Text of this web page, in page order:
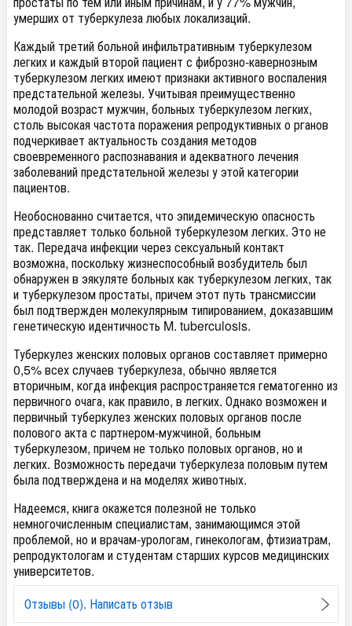
умерших от туберкулеза любых локализаций.
Каждый третий больной инфильтративным туберкулезом
легких и каждый второй пациент с фиброзно-кавернозным
туберкулезом легких имеют признаки активного воспаления
предстательной железы. Учитывая преимущественно
молодой возраст мужчин, больных туберкулезом легких,
столь высокая частота поражения репродуктивных о рганов
подчеркивает актуальность создания методов
своевременного распознавания и адекватного лечения
заболеваний предстательной железы у этой категории
пациентов.
Необоснованно считается, что эпидемическую опасность
представляет только больной туберкулезом легких. Это не
так. Передача инфекции через сексуальный контакт
возможна, поскольку жизнеспособный возбудитель был
обнаружен в эякуляте больных как туберкулезом легких, так
и туберкулезом простаты, причем этот путь трансмиссии
был подтвержден молекулярным типированием, доказавшим
генетическую идентичность M. tuberculosis.
Туберкулез женских половых органов составляет примерно
0,5% всех случаев туберкулеза, обычно является
вторичным, когда инфекция распространяется гематогенно из
первичного очага, как правило, в легких. Однако возможен и
первичный туберкулез женских половых органов после
полового акта с партнером-мужчиной, больным
туберкулезом, причем не только половых органов, но и
легких. Возможность передачи туберкулеза половым путем
была подтверждена и на моделях животных.
Надеемся, книга окажется полезной не только
немногочисленным специалистам, занимающимся этой
проблемой, но и врачам-урологам, гинекологам, фтизиатрам,
репродуктологам и студентам старших курсов медицинских
университетов.
Отзывы (0). Написать отзыв